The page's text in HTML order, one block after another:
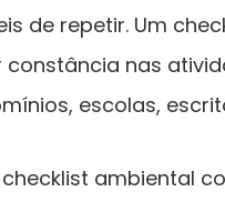
de repetir. Um
constância nas
escolas,
ambiental